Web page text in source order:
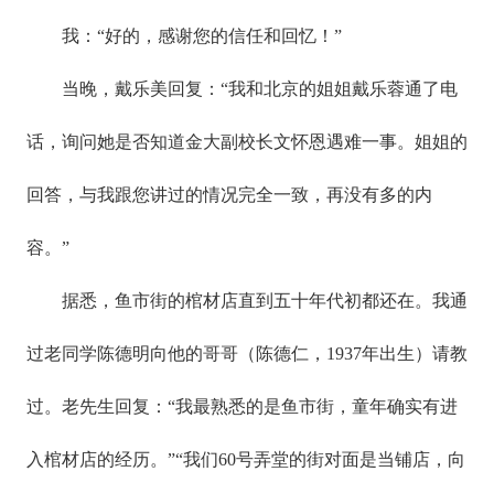
我：“好的，感谢您的信任和回忆！”
当晚，戴乐美回复：“我和北京的姐姐戴乐蓉通了电
话，询问她是否知道金大副校长文怀恩遇难一事。姐姐的
回答，与我跟您讲过的情况完全一致，再没有多的内
容。”
据悉，鱼市街的棺材店直到五十年代初都还在。我通
过老同学陈德明向他的哥哥（陈德仁，1937年出生）请教
过。老先生回复：“我最熟悉的是鱼市街，童年确实有进
入棺材店的经历。”“我们60号弄堂的街对面是当铺店，向